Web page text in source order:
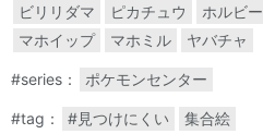
ビリリダマ
ピカチュウ ホルビー
マホイップ
マホミル ヤバチャ
#series： ポケモンセンター
#tag： #見つけにくい
集合絵